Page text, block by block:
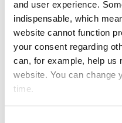
and user experience.
indispensable, which
website cannot function
your consent regarding
can, for example, help us
website. You can change
time.